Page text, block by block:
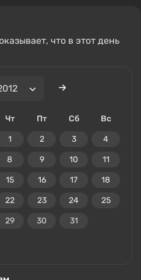
что в этот день
Чт Пт Сб Вс
1 2 3 4
8 9 10 11
15 16 17 18
22 23 24 25
29 30 31